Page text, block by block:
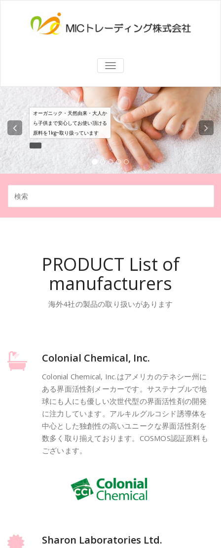
ッ
MICトレーデ
ィング株式
会社
海外の化粧品原料メーカーの日
本国内代理店。メーカーからダ
します。
ナ
ビ
シ
ョ
ン
切
り
替
え
オーガニック・天然由来・大人か
ら子供まで安心してお使い頂ける
原料を1kg~取り扱っています
PRODUCT List of
manufacturers
海外4社の製品の取り扱いがあります
Colonial Chemical, Inc.
Colonial Chemical, Inc.はアメリカのテネシー州に
ある界面活性剤メーカーです。サステナブルで地
球にも人にも優しい次世代型の界面活性剤の開発
に注力しています。アルキルグルコシド誘導体を
中心とした独創性の高いユニークな界面活性剤を
数多く取り揃えております。COSMOS認証原料も
ございます。
Sharon Laboratories Ltd.